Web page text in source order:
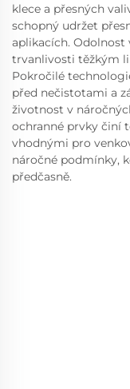
klece a přesných
schopný udržet
aplikacích.
trvanlivosti těžkým
Pokročilé
před nečistotami a
životnost v
ochranné prvky činí
vhodnými pro
náročné podmínky,
předčasně.